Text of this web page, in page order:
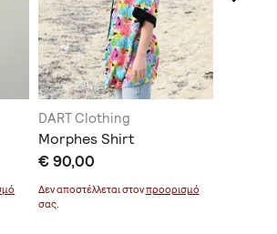
DART Clothing
Morphes Shirt
€ 90,00
Δεν αποστέλλεται στονπροορισμό
σας.